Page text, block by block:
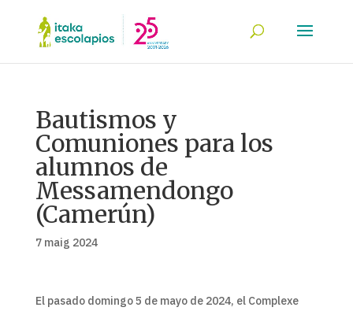
Bautismos y
Comuniones para los
alumnos de
Messamendongo
(Camerún)
7 maig 2024
El pasado domingo 5 de mayo de 2024, el Complexe